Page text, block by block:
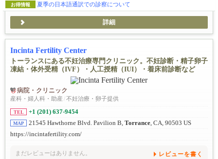
お得情報 夏季の日本語通訳での診察について
詳細
Incinta Fertility Center
トーランスにある不妊治療専門クリニック。不妊診断・精子卵子
凍結・体外受精（IVF）・人工授精（IUI）・着床前診断など
病院・クリニック
産科・婦人科・助産/不妊治療・卵子提供
TEL +1 (201) 637-9454
MAP 21545 Hawthorne Blvd. Pavilion B, Torrance, CA, 90503 US
https://incintafertility.com/
まだレビューはありません。 レビューを書く